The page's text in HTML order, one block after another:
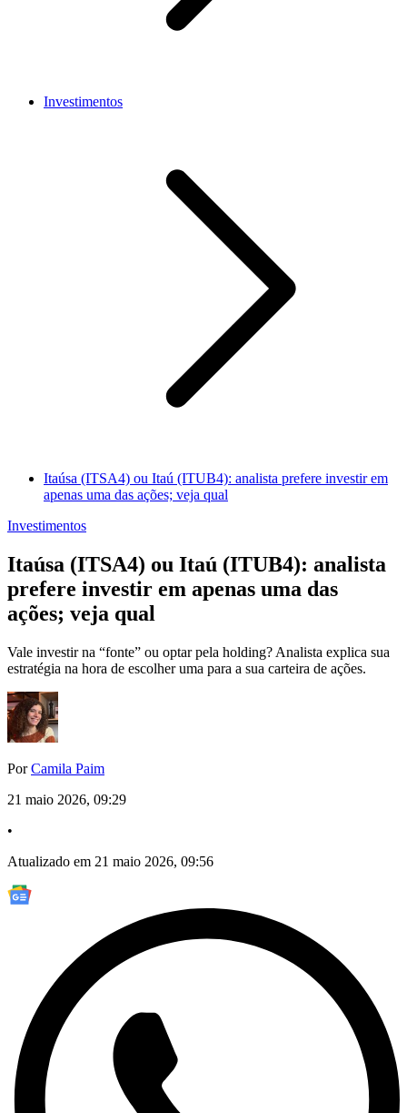
Investimentos
Itaúsa (ITSA4) ou Itaú (ITUB4): analista prefere investir em
apenas uma das ações; veja qual
Investimentos
Itaúsa (ITSA4) ou Itaú (ITUB4): analista
prefere investir em apenas uma das
ações; veja qual
Vale investir na “fonte” ou optar pela holding? Analista explica sua
estratégia na hora de escolher uma para a sua carteira de ações.
PorCamila Paim
21 maio 2026, 09:29
•
Atualizado em 21 maio 2026, 09:56